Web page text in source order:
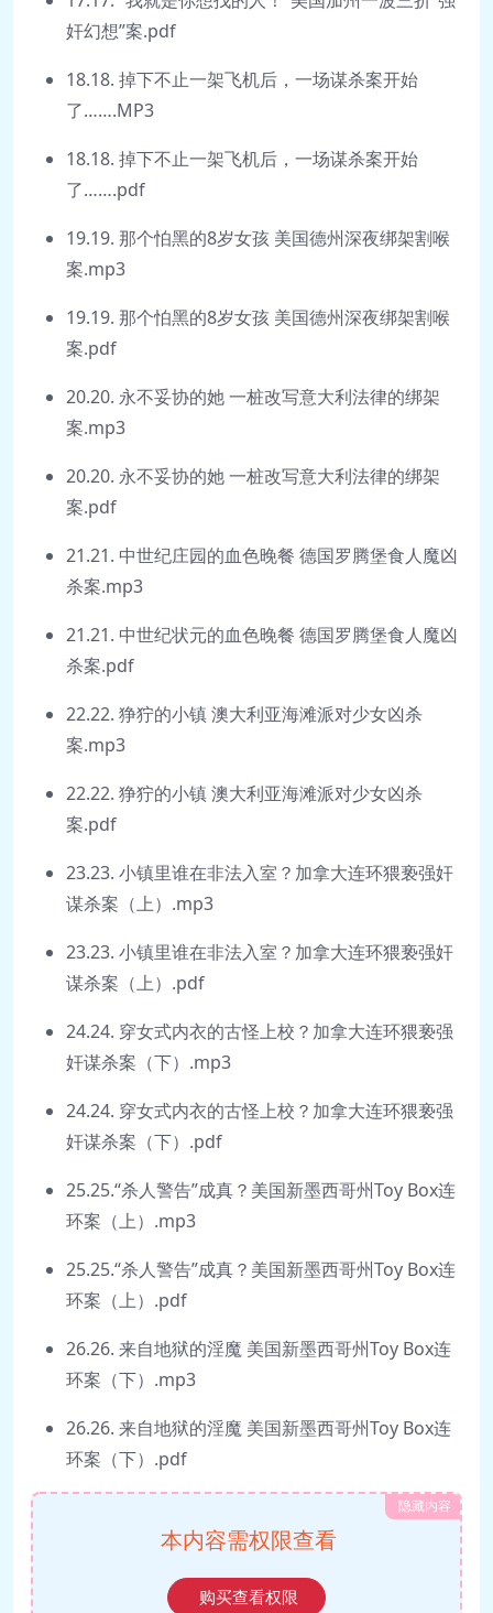
奸幻想”案.pdf
18.18. 掉下不止一架飞机后，一场谋杀案开始
了…….MP3
18.18. 掉下不止一架飞机后，一场谋杀案开始
了…….pdf
19.19. 那个怕黑的8岁女孩 美国德州深夜绑架割喉
案.mp3
19.19. 那个怕黑的8岁女孩 美国德州深夜绑架割喉
案.pdf
20.20. 永不妥协的她 一桩改写意大利法律的绑架
案.mp3
20.20. 永不妥协的她 一桩改写意大利法律的绑架
案.pdf
21.21. 中世纪庄园的血色晚餐 德国罗腾堡食人魔凶
杀案.mp3
21.21. 中世纪状元的血色晚餐 德国罗腾堡食人魔凶
杀案.pdf
22.22. 狰狞的小镇 澳大利亚海滩派对少女凶杀
案.mp3
22.22. 狰狞的小镇 澳大利亚海滩派对少女凶杀
案.pdf
23.23. 小镇里谁在非法入室？加拿大连环猥亵强奸
谋杀案（上）.mp3
23.23. 小镇里谁在非法入室？加拿大连环猥亵强奸
谋杀案（上）.pdf
24.24. 穿女式内衣的古怪上校？加拿大连环猥亵强
奸谋杀案（下）.mp3
24.24. 穿女式内衣的古怪上校？加拿大连环猥亵强
奸谋杀案（下）.pdf
25.25.“杀人警告”成真？美国新墨西哥州Toy Box连
环案（上）.mp3
25.25.“杀人警告”成真？美国新墨西哥州Toy Box连
环案（上）.pdf
26.26. 来自地狱的淫魔 美国新墨西哥州Toy Box连
环案（下）.mp3
26.26. 来自地狱的淫魔 美国新墨西哥州Toy Box连
环案（下）.pdf
隐藏内容
本内容需权限查看
购买查看权限